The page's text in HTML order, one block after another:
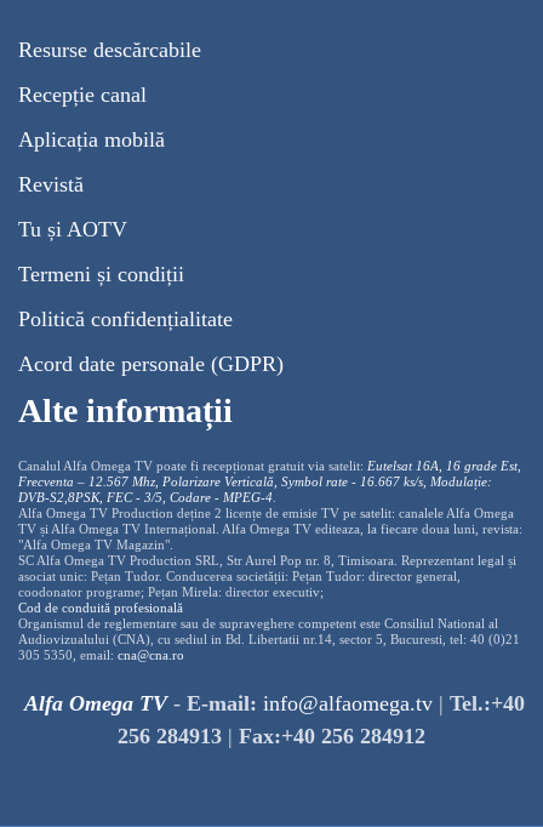
Resurse descărcabile
Recepție canal
Aplicația mobilă
Revistă
Tu și AOTV
Termeni și condiții
Politică confidențialitate
Acord date personale (GDPR)
Alte informații
Canalul Alfa Omega TV poate fi recepționat gratuit via satelit: Eutelsat 16A, 16 grade Est,
Frecventa – 12.567 Mhz, Polarizare Verticală, Symbol rate - 16.667 ks/s, Modulație:
DVB-S2,8PSK, FEC - 3/5, Codare - MPEG-4
Alfa Omega TV Production deține 2 licențe de emisie TV pe satelit: canalele Alfa Omega
TV și Alfa Omega TV Internațional. Alfa Omega TV editeaza, la fiecare doua luni, revista:
"Alfa Omega TV Magazin".
SC Alfa Omega TV Production SRL, Str Aurel Pop nr. 8, Timisoara. Reprezentant legal și
asociat unic: Pețan Tudor. Conducerea societății: Pețan Tudor: director general,
coodonator programe; Pețan Mirela: director executiv;
Cod de conduită profesională
Organismul de reglementare sau de supraveghere competent este Consiliul National al
Audiovizualului (CNA), cu sediul in Bd. Libertatii nr.14, sector 5, Bucuresti, tel: 40 (0)21
305 5350, email: cna@cna.ro
Alfa Omega TV- E-mail: info@alfaomega.tv | Tel.:+40
256 284913 | Fax:+40 256 284912